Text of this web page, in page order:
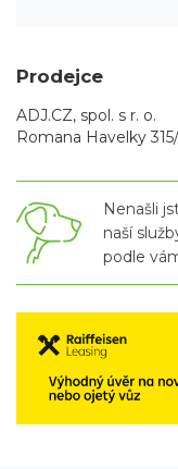
Prodejce
ADJ.CZ, spol. s r. o.
Romana Havelky
Nenašli
naší
podle